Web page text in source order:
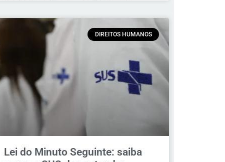
DIREITOS HUMANOS
Lei do Minuto Seguinte: saiba